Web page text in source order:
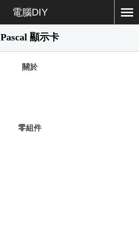
電腦DIY
Pascal 顯示卡
關於
零組件